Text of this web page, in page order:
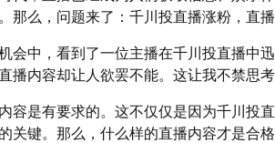
那么，问题来了：千川投直播涨粉，直
会中，看到了一位主播在千川投直播中
播内容却让人欲罢不能。这让我不禁思
容是有要求的。这不仅仅是因为千川投
关键。那么，什么样的直播内容才是合